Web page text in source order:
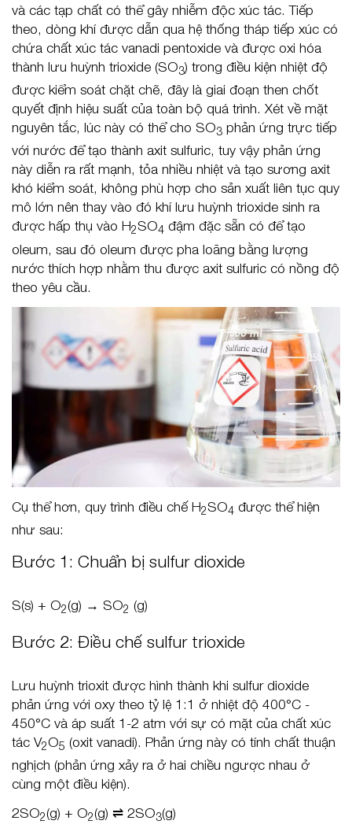
và các tạp chất có thể gây nhiễm độc xúc tác. Tiếp
theo, dòng khí được dẫn qua hệ thống tháp tiếp xúc có
chứa chất xúc tác vanadi pentoxide và được oxi hóa
thành lưu huỳnh trioxide (SO3) trong điều kiện nhiệt độ
được kiểm soát chặt chẽ, đây là giai đoạn then chốt
quyết định hiệu suất của toàn bộ quá trình. Xét về mặt
nguyên tắc, lúc này có thể cho SO3 phản ứng trực tiếp
với nước để tạo thành axit sulfuric, tuy vậy phản ứng
này diễn ra rất mạnh, tỏa nhiều nhiệt và tạo sương axit
khó kiểm soát, không phù hợp cho sản xuất liên tục quy
mô lớn nên thay vào đó khí lưu huỳnh trioxide sinh ra
được hấp thụ vào H2SO4 đậm đặc sẵn có để tạo
oleum, sau đó oleum được pha loãng bằng lượng
nước thích hợp nhằm thu được axit sulfuric có nồng độ
theo yêu cầu.
Cụ thể hơn, quy trình điều chế H2SO4 được thể hiện
như sau:
Bước 1: Chuẩn bị sulfur dioxide
S(s) + O2(g) → SO2 (g)
Bước 2: Điều chế sulfur trioxide
Lưu huỳnh trioxit được hình thành khi sulfur dioxide
phản ứng với oxy theo tỷ lệ 1:1 ở nhiệt độ 400°C -
450°C và áp suất 1-2 atm với sự có mặt của chất xúc
tác V2O5 (oxit vanadi). Phản ứng này có tính chất thuận
nghịch (phản ứng xảy ra ở hai chiều ngược nhau ở
cùng một điều kiện).
2SO2(g) + O2(g) ⇌ 2SO3(g)